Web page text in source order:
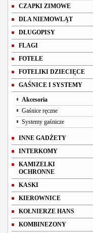
CZAPKI ZIMOWE
DLA NIEMOWLĄT
DŁUGOPISY
FLAGI
FOTELE
FOTELIKI DZIECIĘCE
GAŚNICE I SYSTEMY
Akcesoria
Gaśnice ręczne
Systemy gaśnicze
INNE GADŻETY
INTERKOMY
KAMIZELKI
OCHRONNE
KASKI
KIEROWNICE
KOŁNIERZE HANS
KOMBINEZONY